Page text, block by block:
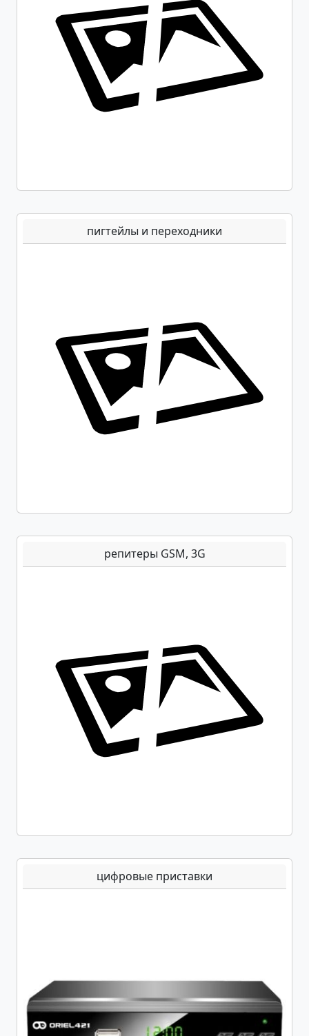
пигтейлы и переходники
репитеры GSM, 3G
цифровые приставки